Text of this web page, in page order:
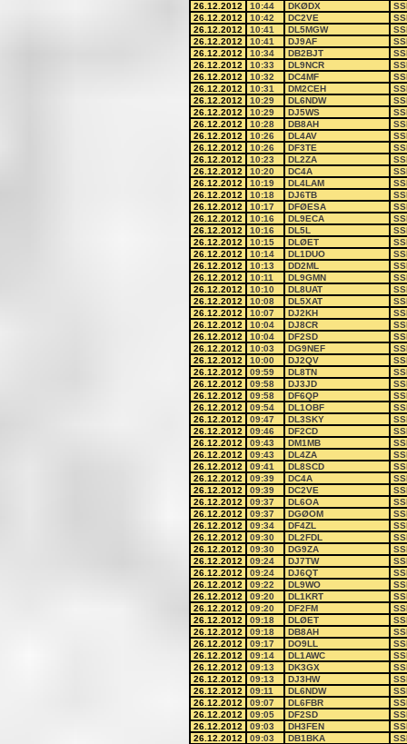
26.12.2012
10:44 DKØDX
26.12.2012
10:42 DC2VE
26.12.2012
10:41 DL5MGW
26.12.2012
10:41 DJ9AF
26.12.2012
10:34 DB2BJT
26.12.2012
10:33 DL9NCR
26.12.2012
10:32 DC4MF
26.12.2012
10:31 DM2CEH
26.12.2012
10:29 DL6NDW
26.12.2012
10:29 DJ5WS
26.12.2012
10:28 DB8AH
26.12.2012
10:26 DL4AV
26.12.2012
10:26 DF3TE
26.12.2012
10:23 DL2ZA
26.12.2012
10:20 DC4A
26.12.2012
10:19 DL4LAM
26.12.2012
10:18 DJ6TB
26.12.2012
10:17 DFØESA
26.12.2012
10:16 DL9ECA
26.12.2012
10:16 DL5L
26.12.2012
10:15 DLØET
26.12.2012
10:14 DL1DUO
26.12.2012
10:13 DD2ML
26.12.2012
10:11 DL9GMN
26.12.2012
10:10 DL8UAT
26.12.2012
10:08 DL5XAT
26.12.2012
10:07 DJ2KH
26.12.2012
10:04 DJ8CR
26.12.2012
10:04 DF2SD
26.12.2012
10:03 DG9NEF
26.12.2012
10:00 DJ2QV
26.12.2012
09:59 DL8TN
26.12.2012
09:58 DJ3JD
26.12.2012
09:58 DF6QP
26.12.2012
09:54 DL1OBF
26.12.2012
09:47 DL3SKY
26.12.2012
09:46 DF2CD
26.12.2012
09:43 DM1MB
26.12.2012
09:43 DL4ZA
26.12.2012
09:41 DL8SCD
26.12.2012
09:39 DC4A
26.12.2012
09:39 DC2VE
26.12.2012
09:37 DL6OA
26.12.2012
09:37 DGØOM
26.12.2012
09:34 DF4ZL
26.12.2012
09:30 DL2FDL
26.12.2012
09:30 DG9ZA
26.12.2012
09:24 DJ7TW
26.12.2012
09:24 DJ6QT
26.12.2012
09:22 DL9WO
26.12.2012
09:20 DL1KRT
26.12.2012
09:20 DF2FM
26.12.2012
09:18 DLØET
26.12.2012
09:18 DB8AH
26.12.2012
09:17 DO9LL
26.12.2012
09:14 DL1AWC
26.12.2012
09:13 DK3GX
26.12.2012
09:13 DJ3HW
26.12.2012
09:11 DL6NDW
26.12.2012
09:07 DL6FBR
26.12.2012
09:05 DF2SD
26.12.2012
09:03 DH3FEN
26.12.2012
09:03 DB1BKA